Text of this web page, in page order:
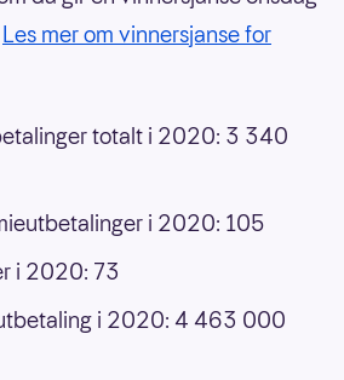
Les mer om vinnersjanse for
totalt i 2020: 3 340
i 2020: 105
i 2020: 73
i 2020: 4 463 000